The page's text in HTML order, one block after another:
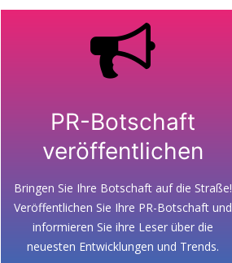
PR-Botschaft
veröffentlichen
Bringen Sie Ihre Botschaft auf die Straße!
Veröffentlichen Sie Ihre PR-Botschaft und
informieren Sie ihre Leser über die
neuesten Entwicklungen und Trends.